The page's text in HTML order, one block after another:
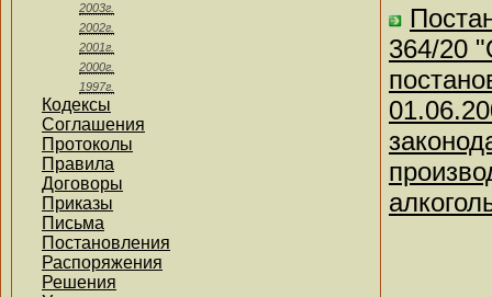
2003г.
2002г.
2001г.
2000г.
1997г.
Кодексы
Соглашения
Протоколы
Правила
Договоры
Приказы
Письма
Постановления
Распоряжения
Решения
364/20